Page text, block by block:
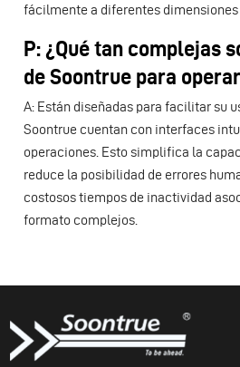
fácilmente a diferentes dimensiones
P: ¿Qué tan complejas
de Soontrue para
A: Están diseñadas para facilitar su
Soontrue cuentan con interfaces
operaciones. Esto simplifica la
reduce la posibilidad de errores
costosos tiempos de inactividad
formato complejos.